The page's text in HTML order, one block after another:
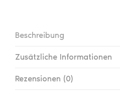
Beschreibung
Zusätzliche Informationen
Rezensionen (0)